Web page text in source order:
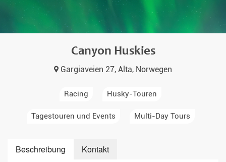
Canyon Huskies
Gargiaveien 27, Alta, Norwegen
Racing Husky-Touren
Tagestouren und Events Multi-Day Tours
Beschreibung Kontakt